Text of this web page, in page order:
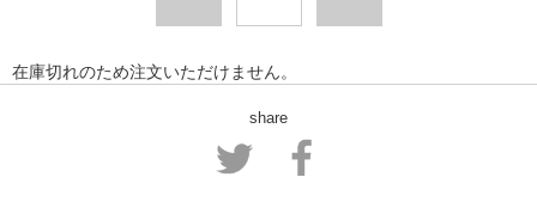
在庫切れのため注文いただけません。
share